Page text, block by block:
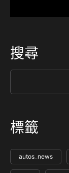
搜尋
標籤
autos_news